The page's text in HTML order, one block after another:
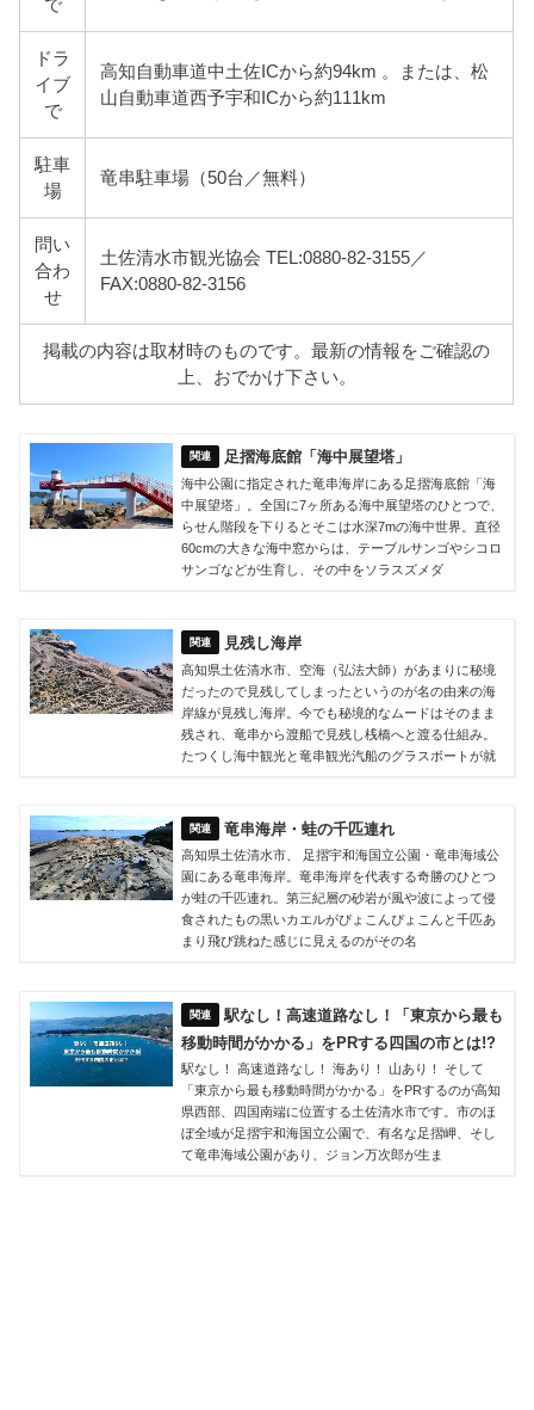
で
ドラ
イブ
で
高知自動車道中土佐ICから約94km 。または、松
山自動車道西予宇和ICから約111km
駐車
場
竜串駐車場（50台／無料）
問い
合わ
せ
土佐清水市観光協会 TEL:0880-82-3155／
FAX:0880-82-3156
掲載の内容は取材時のものです。最新の情報をご確認の
上、おでかけ下さい。
足摺海底館「海中展望塔」
海中公園に指定された竜串海岸にある足摺海底館「海
中展望塔」。全国に7ヶ所ある海中展望塔のひとつで、
らせん階段を下りるとそこは水深7mの海中世界。直径
60cmの大きな海中窓からは、テーブルサンゴやシコロ
サンゴなどが生育し、その中をソラスズメダ
見残し海岸
高知県土佐清水市、空海（弘法大師）があまりに秘境
だったので見残してしまったというのが名の由来の海
岸線が見残し海岸。今でも秘境的なムードはそのまま
残され、竜串から渡船で見残し桟橋へと渡る仕組み。
たつくし海中観光と竜串観光汽船のグラスボートが就
竜串海岸・蛙の千匹連れ
高知県土佐清水市、 足摺宇和海国立公園・竜串海域公
園にある竜串海岸。竜串海岸を代表する奇勝のひとつ
が蛙の千匹連れ。第三紀層の砂岩が風や波によって侵
食されたもの黒いカエルがぴょこんぴょこんと千匹あ
まり飛び跳ねた感じに見えるのがその名
駅なし！高速道路なし！「東京から最も
移動時間がかかる」をPRする四国の市とは!?
駅なし！ 高速道路なし！ 海あり！ 山あり！ そして
「東京から最も移動時間がかかる」をPRするのが高知
県西部、四国南端に位置する土佐清水市です。市のほ
ぼ全域が足摺宇和海国立公園で、有名な足摺岬、そし
て竜串海域公園があり、ジョン万次郎が生ま